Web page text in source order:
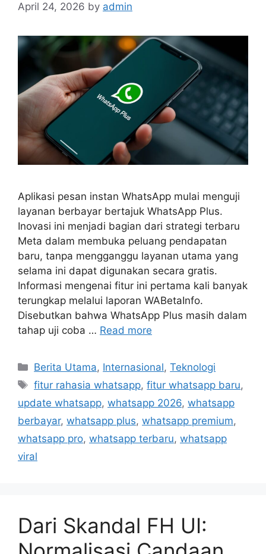
April 24, 2026 by admin
Aplikasi pesan instan WhatsApp mulai menguji
layanan berbayar bertajuk WhatsApp Plus.
Inovasi ini menjadi bagian dari strategi terbaru
Meta dalam membuka peluang pendapatan
baru, tanpa mengganggu layanan utama yang
selama ini dapat digunakan secara gratis.
Informasi mengenai fitur ini pertama kali banyak
terungkap melalui laporan WABetaInfo.
Disebutkan bahwa WhatsApp Plus masih dalam
tahap uji coba … Read more
Categories
Berita Utama, Internasional,Teknologi
Tags
fitur rahasia whatsapp,fitur whatsapp baru,
update whatsapp, whatsapp 2026, whatsapp
berbayar, whatsapp plus, whatsapp premium,
whatsapp pro, whatsapp terbaru, whatsapp
viral
Dari Skandal FH UI: